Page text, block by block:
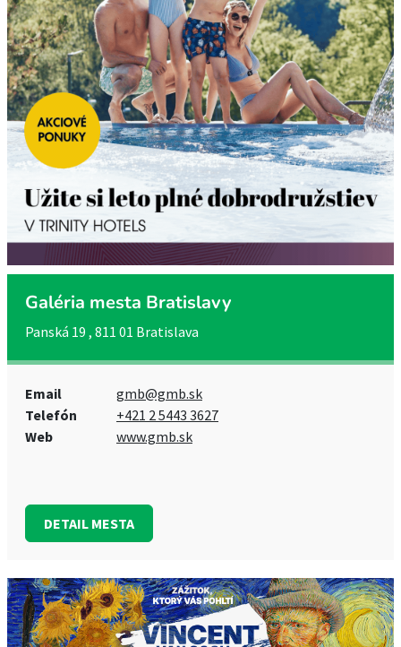
Galéria mesta Bratislavy
Panská 19 , 811 01 Bratislava
Email
gmb@gmb.sk
Telefón
+421 2 5443 3627
Web
www.gmb.sk
DETAIL MESTA